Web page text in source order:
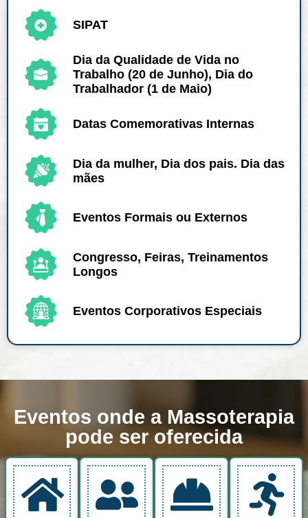
SIPAT
Dia da Qualidade de Vida no
Trabalho (20 de Junho), Dia do
Trabalhador (1 de Maio)
Datas Comemorativas Internas
Dia da mulher, Dia dos pais. Dia das
mães
Eventos Formais ou Externos
Congresso, Feiras, Treinamentos
Longos
Eventos Corporativos Especiais
Eventos onde a Massoterapia
pode ser oferecida